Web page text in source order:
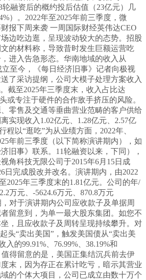
轮融资后的概约投后估值（23亿元）几
）。2022年至2025年前三季度，微
报下周来袭 一周国际财经英伟达CEO
边吃边逛，呈现波动较大的态势。招股
的材料称，导致昔时发生巨额运营吃
进入告急形态。华南地域的收入从
立至今，《每日经济旧事》记者向极视
了采访提纲，公司大模子处理方案收入
截至2025年三季度末，收入占比达
或专注于硬件的合作敌手挤压的风险。
零售及交通等垂曲营业范畴的客户供给
实现收入1.02亿元、1.28亿元、2.57亿
程以“逛吃”为从业绩方面，2022年、
年前三季度（以下简称演讲期内），如
旧事》联系。11轮融资以来，下同），
角科技无限公司于2015年6月15日成
日完成股改并改名。演讲期内，由2022
2025年三季度末的1.81亿元。公司的年/
万元、-5624.6万元、870.8万元
对于演讲期内公司应收款子及单据周
留意到，为单一最大股东集团。如您不
，且应收款子及周转呈现持续攀升。对
头“卖出美国”，触发美国债从“卖出美
入的99.91%、76.99%、38.19%和
值得留意的是，美国正集结沉兵前去伊
末，因为存正在累计吃亏，暗示其营业
的个体大项目，公司已成立由数十万个